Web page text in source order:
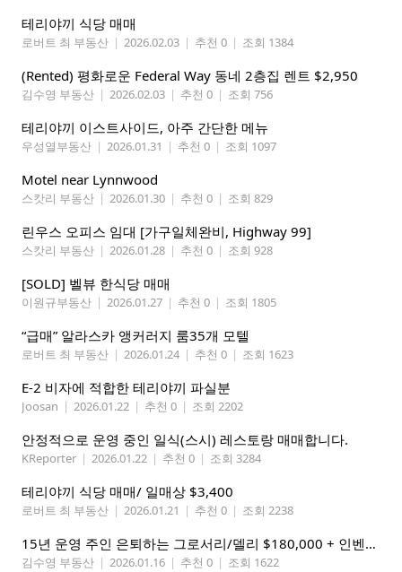
테리야끼 식당 매매
로버트 최 부동산 | 2026.02.03 | 추천 0 | 조회 1384
(Rented) 평화로운 Federal Way 동네 2층집 렌트 $2,950
김수영 부동산 | 2026.02.03 | 추천 0 | 조회 756
테리야끼 이스트사이드, 아주 간단한 메뉴
우성열부동산 | 2026.01.31 | 추천 0 | 조회 1097
Motel near Lynnwood
스캇리 부동산 | 2026.01.30 | 추천 0 | 조회 829
린우스 오피스 임대 [가구일체완비, Highway 99]
스캇리 부동산 | 2026.01.28 | 추천 0 | 조회 928
[SOLD] 벨뷰 한식당 매매
이원규부동산 | 2026.01.27 | 추천 0 | 조회 1805
“급매” 알라스카 앵커러지 룸35개 모텔
로버트 최 부동산 | 2026.01.24 | 추천 0 | 조회 1623
E-2 비자에 적합한 테리야끼 파실분
Joosan | 2026.01.22 | 추천 0 | 조회 2202
안정적으로 운영 중인 일식(스시) 레스토랑 매매합니다.
KReporter | 2026.01.22 | 추천 0 | 조회 3284
테리야끼 식당 매매/ 일매상 $3,400
로버트 최 부동산 | 2026.01.21 | 추천 0 | 조회 2238
15년 운영 주인 은퇴하는 그로서리/델리 $180,000 + 인벤토리 ( 약 7만불)
김수영 부동산 | 2026.01.16 | 추천 0 | 조회 1622